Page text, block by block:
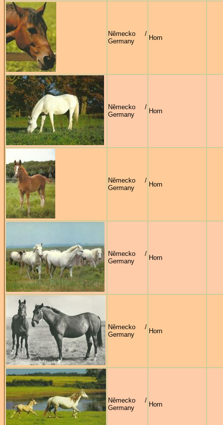
Německo /
Germany
Horn
Německo /
Germany
Horn
Německo /
Germany
Horn
Německo /
Germany
Horn
Německo /
Germany
Horn
Německo /
Germany
Horn